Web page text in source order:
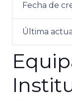
Fecha de
Última